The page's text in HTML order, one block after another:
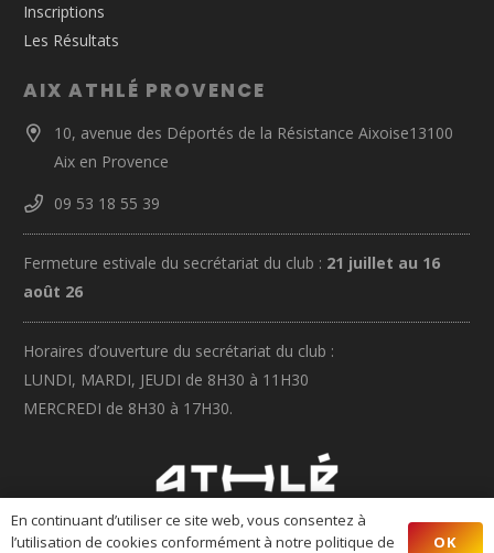
Inscriptions
Les Résultats
AIX ATHLÉ PROVENCE
10, avenue des Déportés de la Résistance Aixoise13100
Aix en Provence
09 53 18 55 39
Fermeture estivale du secrétariat du club : 21 juillet au 16
août 26
Horaires d’ouverture du secrétariat du club :
LUNDI, MARDI, JEUDI de 8H30 à 11H30
MERCREDI de 8H30 à 17H30.
En continuant d’utiliser ce site web, vous consentez à
l’utilisation de cookies conformément à notre politique de
OK